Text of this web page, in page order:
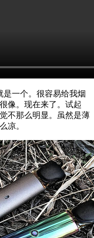
是一个。很容易给我烟
像。现在来了。试起
不那么明显。虽然是薄
凉。